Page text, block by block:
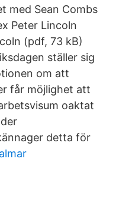
med Sean Combs
Peter Lincoln
(pdf, 73 kB)
ställer sig
om att
får möjlighet att
oaktat
detta för